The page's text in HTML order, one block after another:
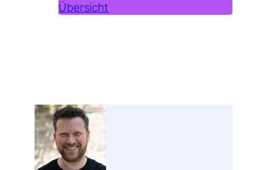
Übersicht